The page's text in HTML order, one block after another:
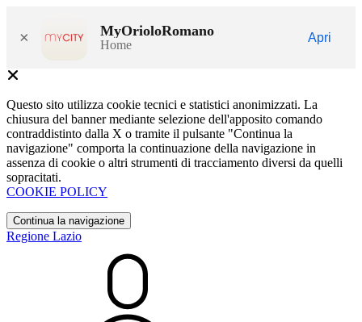
× MyOrioloRomano
Home
Apri
Questo sito utilizza cookie tecnici e statistici anonimizzati. La
chiusura del banner mediante selezione dell'apposito comando
contraddistinto dalla X o tramite il pulsante "Continua la
navigazione" comporta la continuazione della navigazione in
assenza di cookie o altri strumenti di tracciamento diversi da quelli
sopracitati.
COOKIE POLICY
Continua la navigazione
Regione Lazio